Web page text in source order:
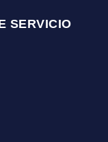
SERVICIO